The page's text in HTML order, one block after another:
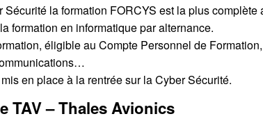
la formation FORCYS est la plus complète
formation en informatique par alternance.
éligible au Compte Personnel de
en place à la rentrée sur la Cyber Sécurité.
TAV – Thales Avionics